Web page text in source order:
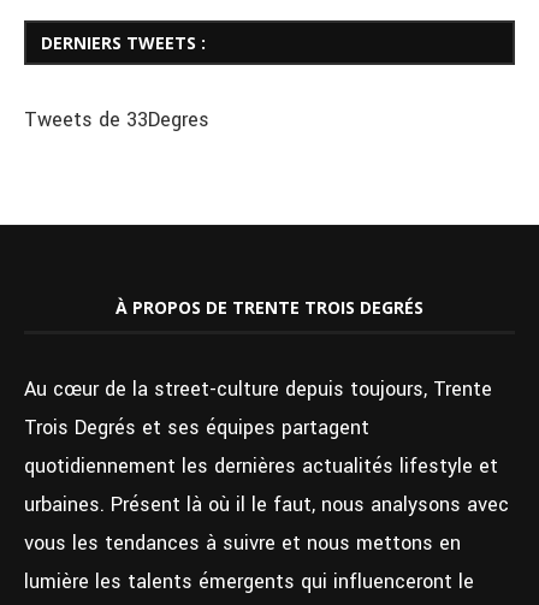
DERNIERS TWEETS :
Tweets de 33Degres
À PROPOS DE TRENTE TROIS DEGRÉS
Au cœur de la street-culture depuis toujours, Trente
Trois Degrés et ses équipes partagent
quotidiennement les dernières actualités lifestyle et
urbaines. Présent là où il le faut, nous analysons avec
vous les tendances à suivre et nous mettons en
lumière les talents émergents qui influenceront le